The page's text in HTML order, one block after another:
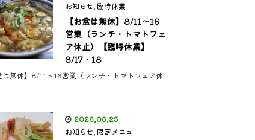
お知らせ 臨時休業
【お盆は無休】8/11〜16
営業（ランチ・トマトフェ
ア休止）【臨時休業】
8/17・18
は無休】8/11〜16営業（ランチ・トマトフェア休
2026.06.25
お知らせ 限定メニュー